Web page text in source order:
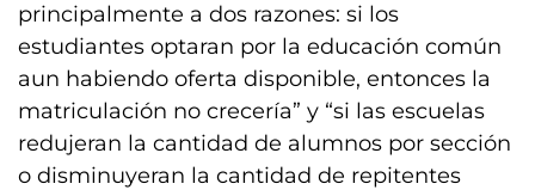
principalmente a dos razones: si los
estudiantes optaran por la educación común
aun habiendo oferta disponible, entonces la
matriculación no crecería” y “si las escuelas
redujeran la cantidad de alumnos por sección
o disminuyeran la cantidad de repitentes